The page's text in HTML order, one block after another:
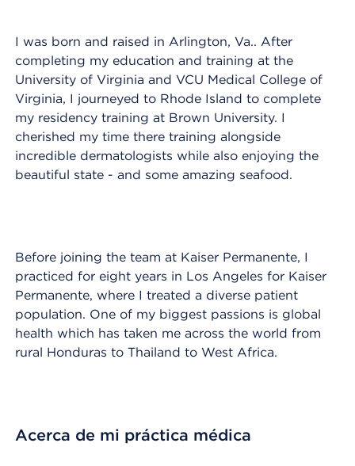
I was born and raised in Arlington, Va.. After
completing my education and training at the
University of Virginia and VCU Medical College of
Virginia, I journeyed to Rhode Island to complete
my residency training at Brown University. I
cherished my time there training alongside
incredible dermatologists while also enjoying the
beautiful state - and some amazing seafood.
Before joining the team at Kaiser Permanente, I
practiced for eight years in Los Angeles for Kaiser
Permanente, where I treated a diverse patient
population. One of my biggest passions is global
health which has taken me across the world from
rural Honduras to Thailand to West Africa.
Acerca de mi práctica médica